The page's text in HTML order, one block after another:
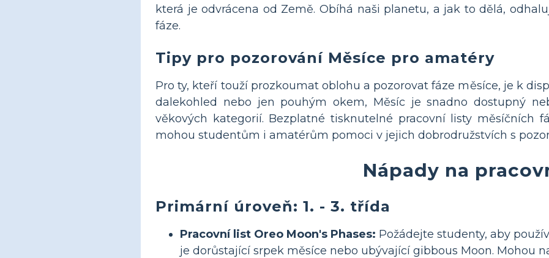
která je odvrácena od Země. Obíhá naši planetu, a jak to dělá,
fáze.
Tipy pro pozorování Měsíce pro amatéry
Pro ty, kteří touží prozkoumat oblohu a pozorovat fáze měsíce, je k
dalekohled nebo jen pouhým okem, Měsíc je snadno dostupný
věkových kategorií. Bezplatné tisknutelné pracovní listy měsíčních
mohou studentům i amatérům pomoci v jejich dobrodružstvích s
Nápady na
Primární úroveň: 1. - 3. třída
Pracovní list Oreo Moon's Phases: Požádejte studenty, aby
je dorůstající srpek měsíce nebo ubývající gibbous Moon. Mohou